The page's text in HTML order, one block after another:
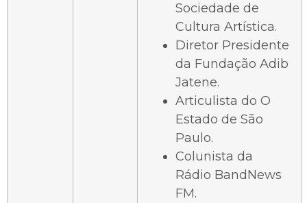
Sociedade de
Cultura Artística.
Diretor Presidente
da Fundação Adib
Jatene.
Articulista do O
Estado de São
Paulo.
Colunista da
Rádio BandNews
FM.